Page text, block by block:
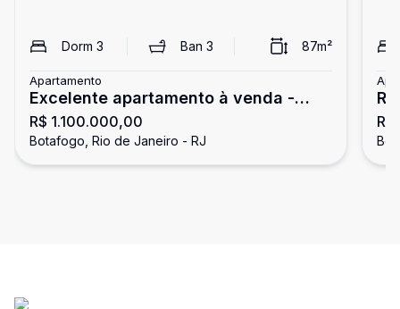
Dorm 3 Ban3 87m²
Apartamento
Excelente apartamento à venda -
Prédio novo, 3 quartos e
infraestrutura completa
R$ 1.100.000,00
Botafogo, Rio de Janeiro - RJ